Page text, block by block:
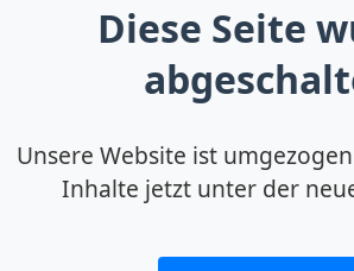
Diese Seite
Unsere Website ist
Inhalte jetzt unter der